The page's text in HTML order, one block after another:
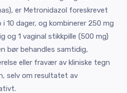
er Metronidazol foreskrevet
10 dager, og kombinerer 250 mg
og 1 vaginal stikkpille (500 mg)
bør behandles samtidig,
eller fravær av kliniske tegn
selv om resultatet av